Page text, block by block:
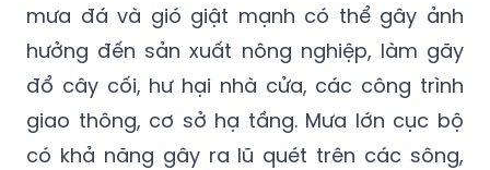
mưa đá và gió giật mạnh có thể gây ảnh
hưởng đến sản xuất nông nghiệp, làm gãy
đổ cây cối, hư hại nhà cửa, các công trình
giao thông, cơ sở hạ tầng. Mưa lớn cục bộ
có khả năng gây ra lũ quét trên các sông,